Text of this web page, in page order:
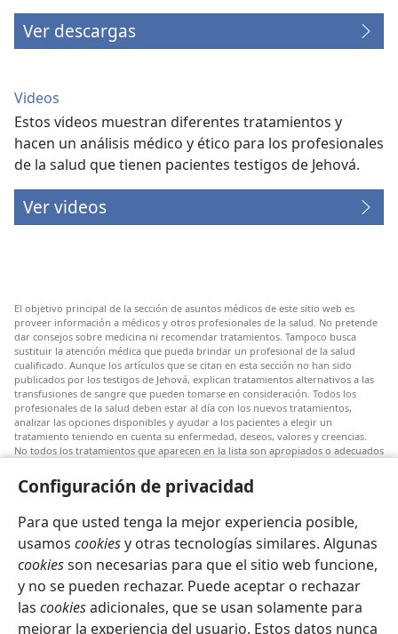
Configuración de privacidad
Para que usted tenga la mejor experiencia posible,
usamos cookiesy otras tecnologías similares. Algunas
cookiesson necesarias para que el sitio web funcione,
y no se pueden rechazar. Puede aceptar o rechazar
las cookiesadicionales, que se usan solamente para
mejorar la experiencia del usuario. Estos datos nunca
Ver descargas
Videos
Estos videos muestran diferentes tratamientos y
hacen un análisis médico y ético para los profesionales
de la salud que tienen pacientes testigos de Jehová.
Ver videos
El objetivo principal de la sección de asuntos médicos de este sitio web es
proveer información a médicos y otros profesionales de la salud. No pretende
dar consejos sobre medicina ni recomendar tratamientos. Tampoco busca
sustituir la atención médica que pueda brindar un profesional de la salud
cualificado. Aunque los artículos que se citan en esta sección no han sido
publicados por los testigos de Jehová, explican tratamientos alternativos a las
transfusiones de sangre que pueden tomarse en consideración. Todos los
profesionales de la salud deben estar al día con los nuevos tratamientos,
analizar las opciones disponibles y ayudar a los pacientes a elegir un
tratamiento teniendo en cuenta su enfermedad, deseos, valores y creencias.
No todos los tratamientos que aparecen en la lista son apropiados o adecuados
Al paciente: Si tiene dudas sobre una dolencia o un tratamiento, siga los
que tiene una enfermedad.
El uso de este sitio está regido por sus propiosTérminos y Condiciones de Uso
Configuración de la apariencia